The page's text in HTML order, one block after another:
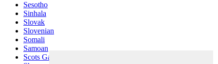
Sesotho
Sinhala
Slovak
Slovenian
Somali
Samoan
Scots Gaelic